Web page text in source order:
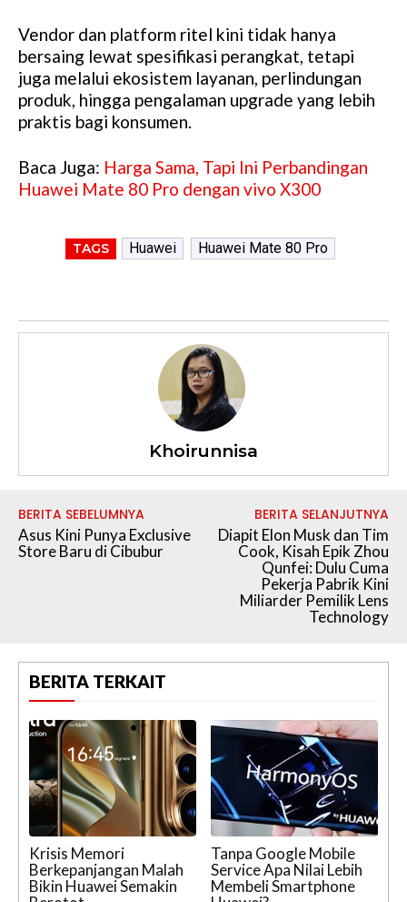
Vendor dan platform ritel kini tidak hanya
bersaing lewat spesifikasi perangkat, tetapi
juga melalui ekosistem layanan, perlindungan
produk, hingga pengalaman upgrade yang lebih
praktis bagi konsumen.
Baca Juga: Harga Sama, Tapi Ini Perbandingan
Huawei Mate 80 Pro dengan vivo X300
TAGS Huawei Huawei Mate 80 Pro
Khoirunnisa
BERITA SEBELUMNYA
Asus Kini Punya Exclusive
Store Baru di Cibubur
BERITA SELANJUTNYA
Diapit Elon Musk dan Tim
Cook, Kisah Epik Zhou
Qunfei: Dulu Cuma
Pekerja Pabrik Kini
Miliarder Pemilik Lens
Technology
BERITA TERKAIT
Krisis Memori
Berkepanjangan Malah
Bikin Huawei Semakin
Tanpa Google Mobile
Service Apa Nilai Lebih
Membeli Smartphone